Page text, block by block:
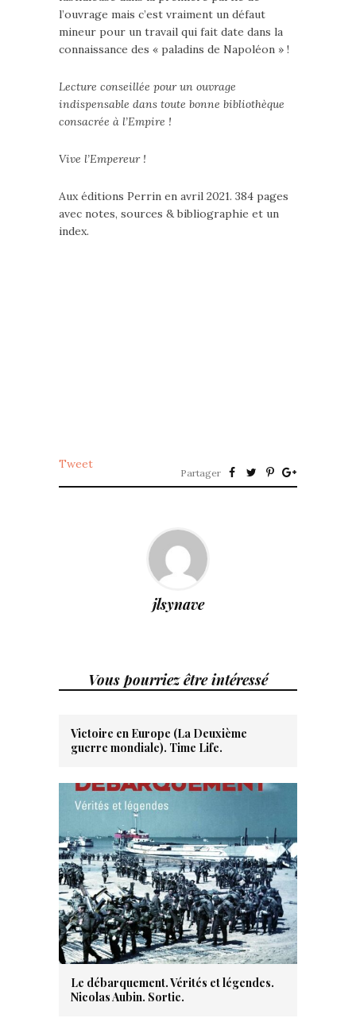
l’ouvrage mais c’est vraiment un défaut
mineur pour un travail qui fait date dans la
connaissance des « paladins de Napoléon » !
Lecture conseillée pour un ouvrage
indispensable dans toute bonne bibliothèque
consacrée à l’Empire !
Vive l’Empereur !
Aux éditions Perrin en avril 2021. 384 pages
avec notes, sources & bibliographie et un
index.
Tweet
Partager
jlsynave
Vous pourriez être intéressé
Victoire en Europe (La Deuxième
guerre mondiale). Time Life.
Le débarquement. Vérités et légendes.
Nicolas Aubin. Sortie.